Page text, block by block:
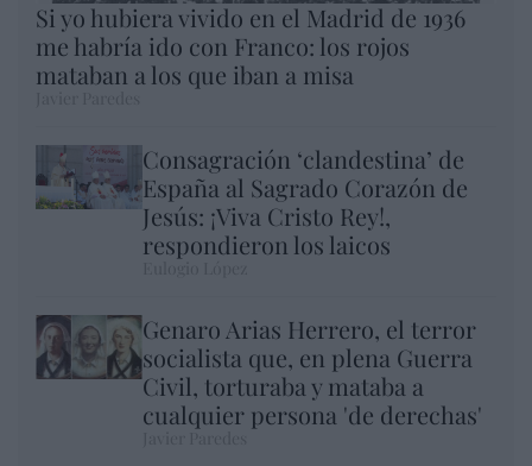
Si yo hubiera vivido en el Madrid de 1936
me habría ido con Franco: los rojos
mataban a los que iban a misa
Consagración ‘clandestina’ de
España al Sagrado Corazón de
Jesús: ¡Viva Cristo Rey!,
respondieron los laicos
Genaro Arias Herrero, el terror
socialista que, en plena Guerra
Civil, torturaba y mataba a
cualquier persona 'de derechas'